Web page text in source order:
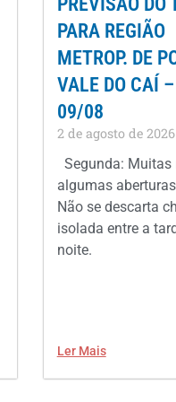
PARA REGIÃO
METROP. DE
VALE DO CAÍ
09/08
2 de agosto de 2026
Segunda: Muitas
algumas
Não se descarta
isolada entre a
noite.
Ler Mais